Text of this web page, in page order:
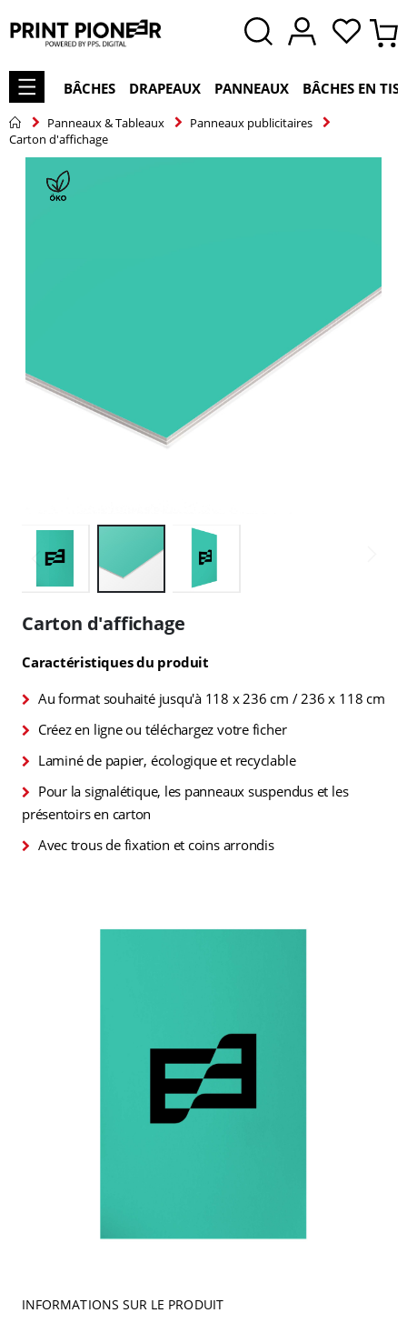
BÂCHES DRAPEAUX PANNEAUX BÂCHES EN
Panneaux & Tableaux
Panneaux publicitaires
Carton d'affichage
Skip
to
the
of
images
Carton d'affichage
Caractéristiques du produit
Au format souhaité jusqu'à 118 x 236 cm / 236 x 118 cm
Créez en ligne ou téléchargez votre ficher
Laminé de papier, écologique et recyclable
Pour la signalétique, les panneaux suspendus et les
présentoirs en carton
Avec trous de fixation et coins arrondis
INFORMATIONS SUR LE PRODUIT